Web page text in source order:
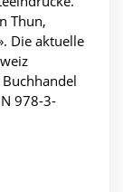
Thun,
Die aktuelle
978-3-